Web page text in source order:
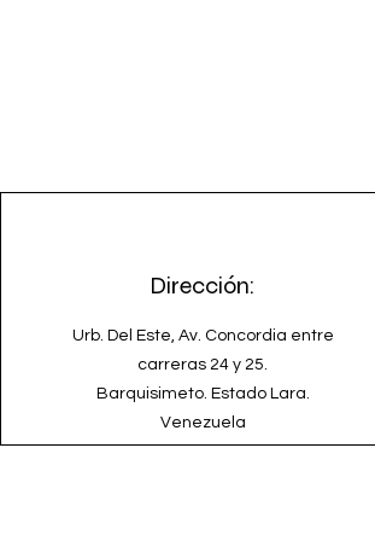
Dirección:
Urb. Del Este, Av. Concordia entre
carreras 24 y 25.
Barquisimeto. Estado Lara.
Venezuela